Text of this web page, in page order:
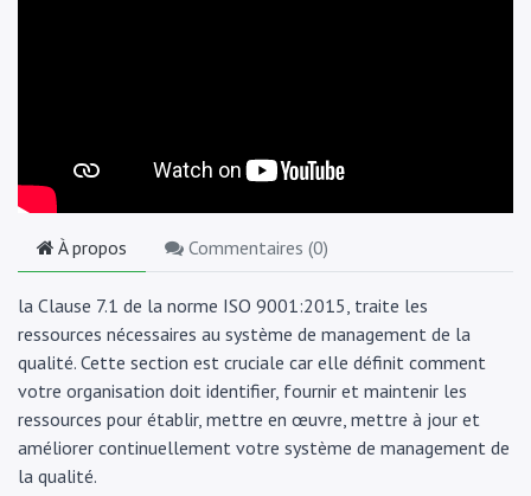
À propos Commentaires (0)
la Clause 7.1 de la norme ISO 9001:2015, traite les
ressources nécessaires au système de management de la
qualité. Cette section est cruciale car elle définit comment
votre organisation doit identifier, fournir et maintenir les
ressources pour établir, mettre en œuvre, mettre à jour et
améliorer continuellement votre système de management de
la qualité.